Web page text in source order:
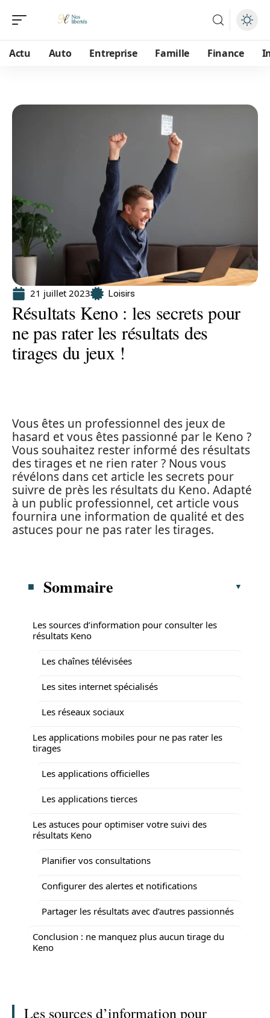
Actu Auto Entreprise Famille Finance
21 juillet 2023 Loisirs
Résultats Keno : les secrets pour
ne pas rater les résultats des
tirages du jeux !
Vous êtes un professionnel des jeux de
hasard et vous êtes passionné par le Keno ?
Vous souhaitez rester informé des résultats
des tirages et ne rien rater ? Nous vous
révélons dans cet article les secrets pour
suivre de près les résultats du Keno. Adapté
à un public professionnel, cet article vous
fournira une information de qualité et des
astuces pour ne pas rater les tirages.
Sommaire
Les sources d’information pour consulter les
résultats Keno
Les chaînes télévisées
Les sites internet spécialisés
Les réseaux sociaux
Les applications mobiles pour ne pas rater les
tirages
Les applications officielles
Les applications tierces
Les astuces pour optimiser votre suivi des
résultats Keno
Planifier vos consultations
Configurer des alertes et notifications
Partager les résultats avec d’autres passionnés
Conclusion : ne manquez plus aucun tirage du
Keno
Les sources d’information pour